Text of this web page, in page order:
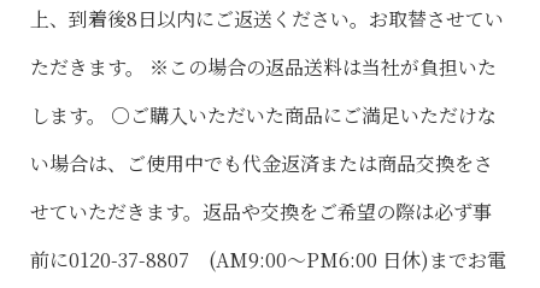
上、到着後8日以内にご返送ください。お取替させてい
ただきます。 ※この場合の返品送料は当社が負担いた
します。 ○ご購入いただいた商品にご満足いただけな
い場合は、ご使用中でも代金返済または商品交換をさ
せていただきます。返品や交換をご希望の際は必ず事
前に0120-37-8807 (AM9:00〜PM6:00 日休)までお電